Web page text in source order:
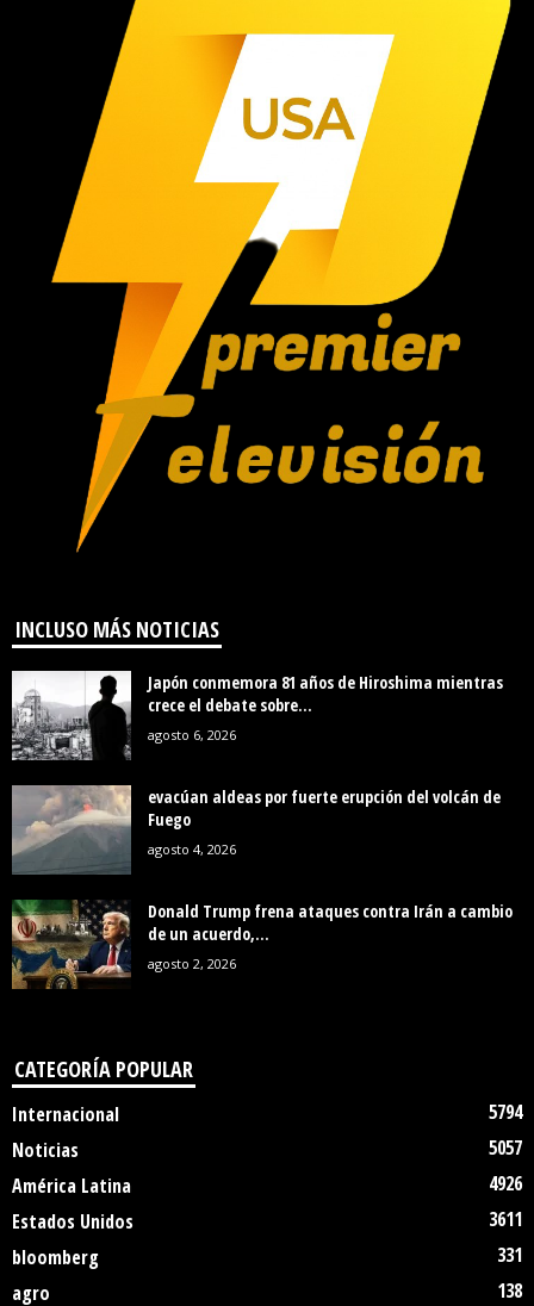
INCLUSO MÁS NOTICIAS
Japón conmemora 81 años de Hiroshima mientras
crece el debate sobre...
agosto 6, 2026
evacúan aldeas por fuerte erupción del volcán de
Fuego
agosto 4, 2026
Donald Trump frena ataques contra Irán a cambio
de un acuerdo,...
agosto 2, 2026
CATEGORÍA POPULAR
Internacional
5794
Noticias
5057
América Latina
4926
Estados Unidos
3611
bloomberg
331
agro
138